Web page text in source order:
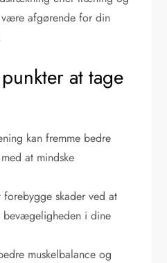
afgørende for din
at tage
kan fremme bedre
at mindske
skader ved at
i dine
muskelbalance og